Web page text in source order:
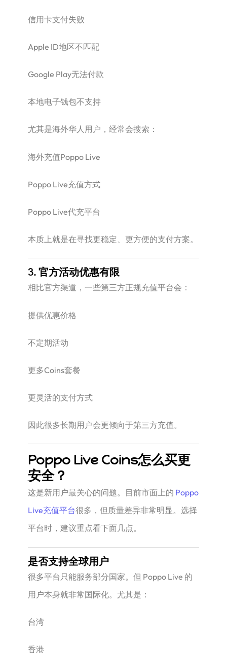
信用卡支付失败
Apple ID地区不匹配
Google Play无法付款
本地电子钱包不支持
尤其是海外华人用户，经常会搜索：
海外充值Poppo Live
Poppo Live充值方式
Poppo Live代充平台
本质上就是在寻找更稳定、更方便的支付方案。
3. 官方活动优惠有限
相比官方渠道，一些第三方正规充值平台会：
提供优惠价格
不定期活动
更多Coins套餐
更灵活的支付方式
因此很多长期用户会更倾向于第三方充值。
Poppo Live Coins怎么买更
安全？
这是新用户最关心的问题。目前市面上的 Poppo
Live充值平台很多，但质量差异非常明显。选择
平台时，建议重点看下面几点。
是否支持全球用户
很多平台只能服务部分国家。但 Poppo Live 的
用户本身就非常国际化。尤其是：
台湾
香港